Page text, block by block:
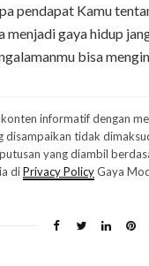
pendapat Kamu
menjadi gaya hidup
bisa
informatif dengan
tidak
yang diambil
diPrivacy PolicyGaya